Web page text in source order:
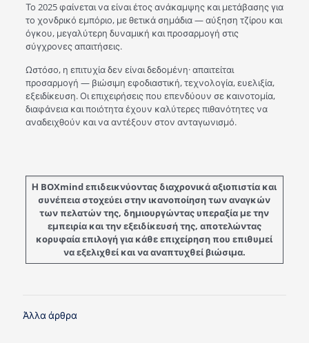
Το 2025 φαίνεται να είναι έτος ανάκαμψης και μετάβασης για
το χονδρικό εμπόριο, με θετικά σημάδια — αύξηση τζίρου και
όγκου, μεγαλύτερη δυναμική και προσαρμογή στις
σύγχρονες απαιτήσεις.
Ωστόσο, η επιτυχία δεν είναι δεδομένη· απαιτείται
προσαρμογή — βιώσιμη εφοδιαστική, τεχνολογία, ευελιξία,
εξειδίκευση. Οι επιχειρήσεις που επενδύουν σε καινοτομία,
διαφάνεια και ποιότητα έχουν καλύτερες πιθανότητες να
αναδειχθούν και να αντέξουν στον ανταγωνισμό.
Η BOXmind επιδεικνύοντας διαχρονικά αξιοπιστία και
συνέπεια στοχεύει στην ικανοποίηση των αναγκών
των πελατών της, δημιουργώντας υπεραξία με την
εμπειρία και την εξειδίκευσή της, αποτελώντας
κορυφαία επιλογή για κάθε επιχείρηση που επιθυμεί
να εξελιχθεί και να αναπτυχθεί βιώσιμα.
Άλλα άρθρα